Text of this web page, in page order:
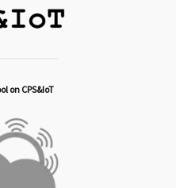
on CPS&IoT